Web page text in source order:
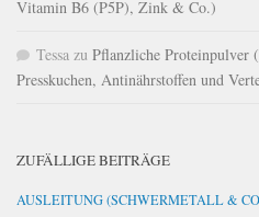
Vitamin B6 (P5P), Zink & Co.)
Tessa zu Pflanzliche Proteinpulver
Presskuchen, Antinährstoffen und
ZUFÄLLIGE BEITRÄGE
AUSLEITUNG (SCHWERMETALL &